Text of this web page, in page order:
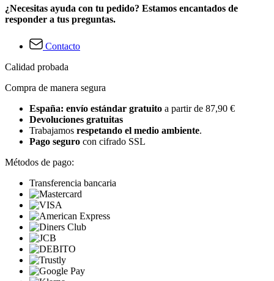
¿Necesitas ayuda con tu pedido? Estamos encantados de
responder a tus preguntas.
Contacto
Calidad probada
Compra de manera segura
España: envío estándar gratuito a partir de 87,90 €
Devoluciones gratuitas
Trabajamos respetando el medio ambiente.
Pago seguro con cifrado SSL
Métodos de pago:
Transferencia bancaria